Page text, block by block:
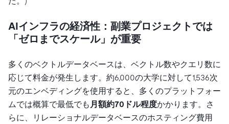
AIインフラの経済性：副業プロジェクトでは
「ゼロまでスケール」が重要
多くのベクトルデータベースは、ベクトル数やクエリ数に
応じて料金が発生します。約6,000の大学に対して1,536次
元のエンベディングを使用すると、多くのプラットフォー
ムでは概算で最低でも 月額約70ドル程度かかります。さ
らに、リレーショナルデータベースのホスティング費用